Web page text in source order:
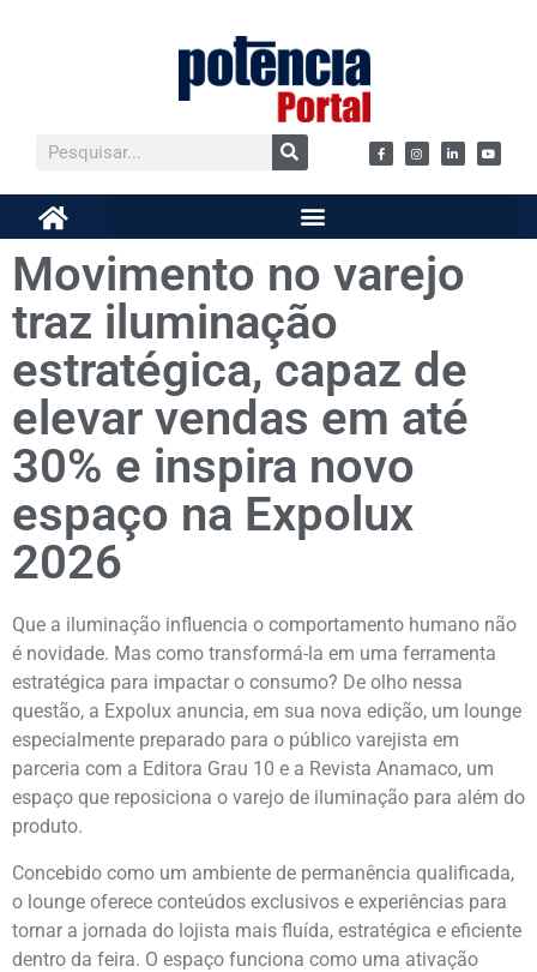
Movimento no varejo
traz iluminação
estratégica, capaz de
elevar vendas em até
30% e inspira novo
espaço na Expolux
2026
Que a iluminação influencia o comportamento humano não
é novidade. Mas como transformá-la em uma ferramenta
estratégica para impactar o consumo? De olho nessa
questão, a Expolux anuncia, em sua nova edição, um lounge
especialmente preparado para o público varejista em
parceria com a Editora Grau 10 e a Revista Anamaco, um
espaço que reposiciona o varejo de iluminação para além do
produto.
Concebido como um ambiente de permanência qualificada,
o lounge oferece conteúdos exclusivos e experiências para
tornar a jornada do lojista mais fluída, estratégica e eficiente
dentro da feira. O espaço funciona como uma ativação